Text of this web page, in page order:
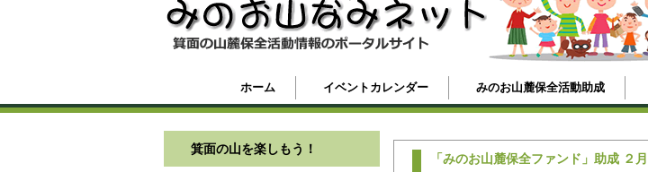
ホーム イベントカレンダー みのお山麓保全活動助成
箕面の山を楽しもう！
「みのお山麓保全ファンド」助成 ２